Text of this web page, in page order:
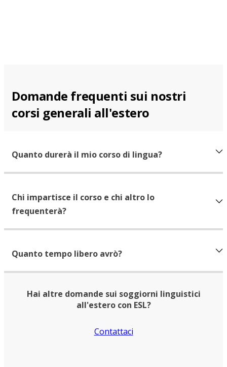
Domande frequenti sui nostri
corsi generali all'estero
Quanto durerà il mio corso di lingua?
Chi impartisce il corso e chi altro lo
frequenterà?
Quanto tempo libero avrò?
Hai altre domande sui soggiorni linguistici
all'estero con ESL?
Contattaci